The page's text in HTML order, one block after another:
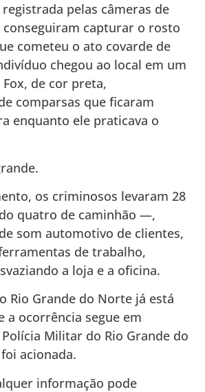
pelas câmeras de
conseguiram capturar o rosto
cometeu o ato covarde de
chegou ao local em um
de cor preta,
comparsas que ficaram
enquanto ele praticava o
os criminosos levaram 28
quatro de caminhão —,
som automotivo de clientes,
de trabalho,
a loja e a oficina.
Rio Grande do Norte já está
a ocorrência segue em
Militar do Rio Grande do
acionada.
informação pode